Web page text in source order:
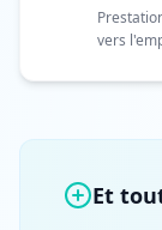
vers
Et